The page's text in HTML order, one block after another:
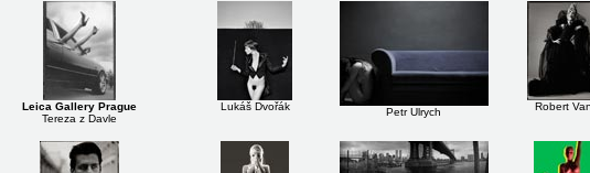
Leica Gallery Prague
Tereza z Davle
Lukáš Dvořák Petr Ulrych Robert